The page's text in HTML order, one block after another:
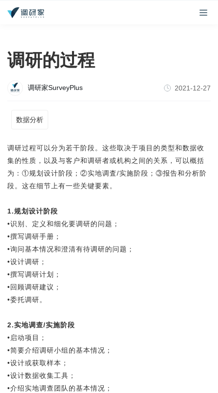
调研的过程
调研家SurveyPlus 2021-12-27
数据分析
调研过程可以分为若干阶段。这些取决于项目的类型和数据收
集的性质，以及与客户和调研者或机构之间的关系，可以概括
为：①规划设计阶段；②实地调査/实施阶段；③报告和分析阶
段。这在细节上有一些关键要素。
1.规划设计阶段
•识别、定义和细化要调研的问题；
•撰写调研手册；
•询问基本情况和澄清有待调研的问题；
•设计调研；
•撰写调研计划；
•回顾调研建议；
•委托调研。
2.实地调查/实施阶段
•启动项目；
•简要介绍调研小组的基本情况；
•设计或获取样本；
•设计数据收集工具；
•介绍实地调查团队的基本情况；